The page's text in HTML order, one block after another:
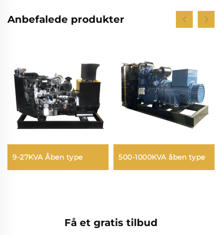
Anbefalede produkter
9-27KVA Åben type 500-1000KVA åben type
Få et gratis tilbud